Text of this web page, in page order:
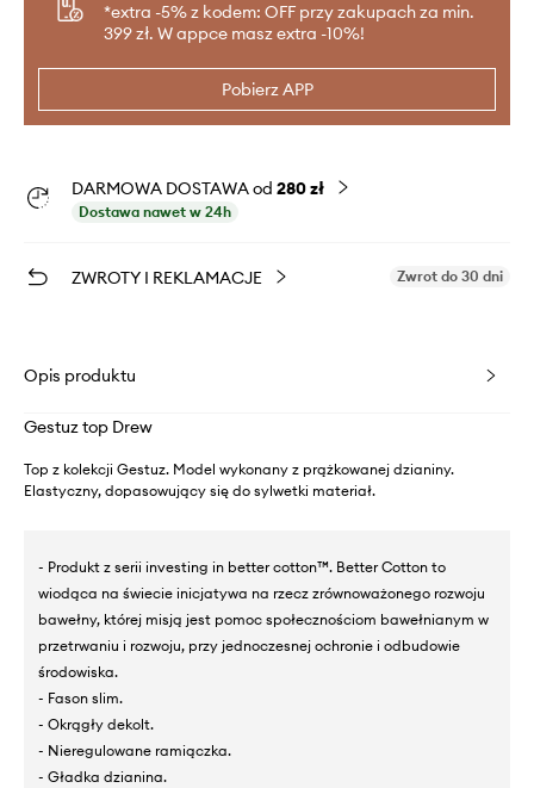
*extra -5% z kodem: OFF przy zakupach za min.
399 zł. W appce masz extra -10%!
Pobierz APP
DARMOWA DOSTAWA od 280 zł
Dostawa nawet w 24h
ZWROTY I REKLAMACJE Zwrot do 30 dni
Opis produktu
Gestuz top Drew
Top z kolekcji Gestuz. Model wykonany z prążkowanej dzianiny.
Elastyczny, dopasowujący się do sylwetki materiał.
- Produkt z serii investing in better cotton™. Better Cotton to
wiodąca na świecie inicjatywa na rzecz zrównoważonego rozwoju
bawełny, której misją jest pomoc społecznościom bawełnianym w
przetrwaniu i rozwoju, przy jednoczesnej ochronie i odbudowie
środowiska.
- Fason slim.
- Okrągły dekolt.
- Nieregulowane ramiączka.
- Gładka dzianina.